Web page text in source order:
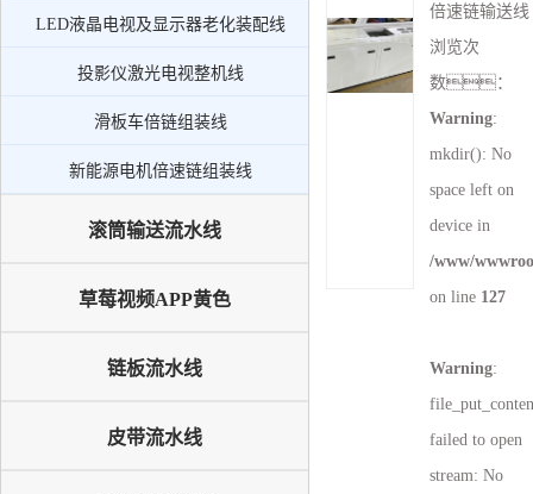
投影仪激光电视整机线
滑板车倍链组装线
LED液晶电视及显示器老化装配线
投影仪激光电视整机线
滑板车倍链组装线
新能源电机倍速链组装线
滚筒输送流水线
草莓视频APP黄色
链板流水线
皮带流水线
倍速链输送线
浏览次
数：
Warning:
mkdir(): No
space left on
device in
/www/
on line 127
Warning:
failed to open
stream: No